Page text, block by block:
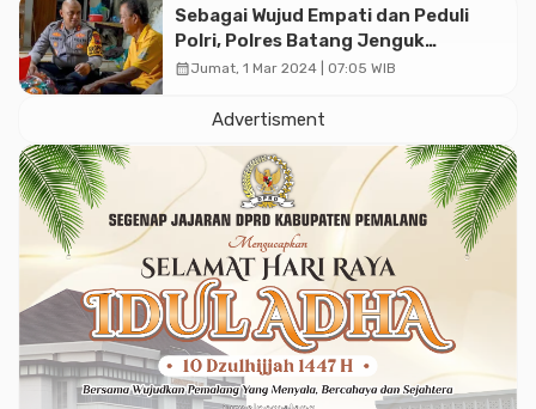
Sebagai Wujud Empati dan Peduli
Polri, Polres Batang Jenguk
Anggota KPPS yang Sakit
calendar_monthJumat, 1 Mar 2024 | 07:05 WIB
Advertisment